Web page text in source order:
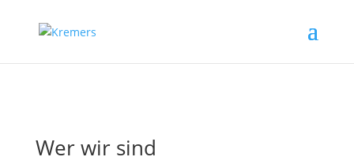
Wer wir sind